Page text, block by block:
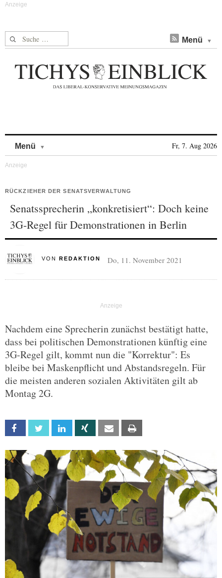
Suche nach: Menü
Menü Fr, 7. Aug 2026
RÜCKZIEHER DER SENATSVERWALTUNG
Senatssprecherin „konkretisiert“: Doch keine
3G-Regel für Demonstrationen in Berlin
VON REDAKTION Do, 11. November 2021
Nachdem eine Sprecherin zunächst bestätigt hatte,
dass bei politischen Demonstrationen künftig eine
3G-Regel gilt, kommt nun die "Korrektur": Es
bleibe bei Maskenpflicht und Abstandsregeln. Für
die meisten anderen sozialen Aktivitäten gilt ab
Montag 2G.
Facebook Twitter Linkedin Xing Email